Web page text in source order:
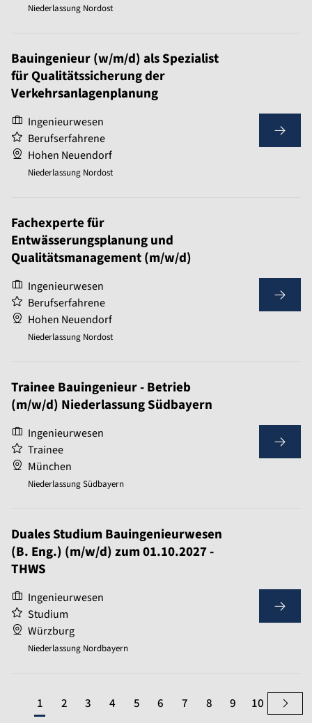
Niederlassung Nordost
Bauingenieur (w/m/d) als Spezialist
für Qualitätssicherung der
Verkehrsanlagenplanung
Ingenieurwesen
Berufserfahrene
Hohen Neuendorf
Niederlassung Nordost
Fachexperte für
Entwässerungsplanung und
Qualitätsmanagement (m/w/d)
Ingenieurwesen
Berufserfahrene
Hohen Neuendorf
Niederlassung Nordost
Trainee Bauingenieur - Betrieb
(m/w/d) Niederlassung Südbayern
Ingenieurwesen
Trainee
München
Niederlassung Südbayern
Duales Studium Bauingenieurwesen
(B. Eng.) (m/w/d) zum 01.10.2027 -
THWS
Ingenieurwesen
Studium
Würzburg
Niederlassung Nordbayern
1 2 3 4 5 6 7 8 9 10